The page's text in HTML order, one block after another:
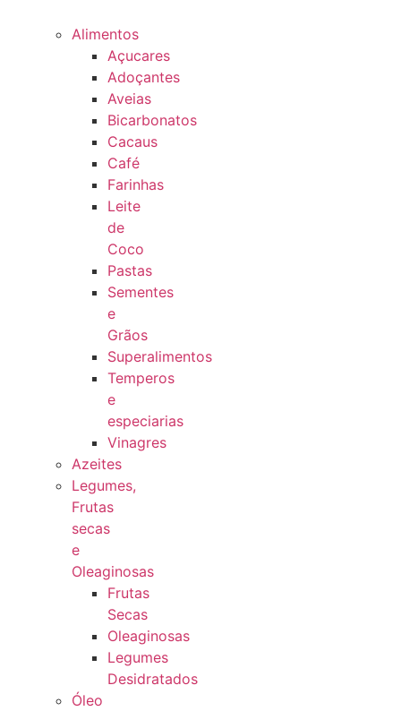
Alimentos
Açucares
Adoçantes
Aveias
Bicarbonatos
Cacaus
Café
Farinhas
Leite
de
Coco
Pastas
Sementes
e
Grãos
Superalimentos
Temperos
e
especiarias
Vinagres
Azeites
Legumes,
Frutas
secas
e
Oleaginosas
Frutas
Secas
Oleaginosas
Legumes
Desidratados
Óleo